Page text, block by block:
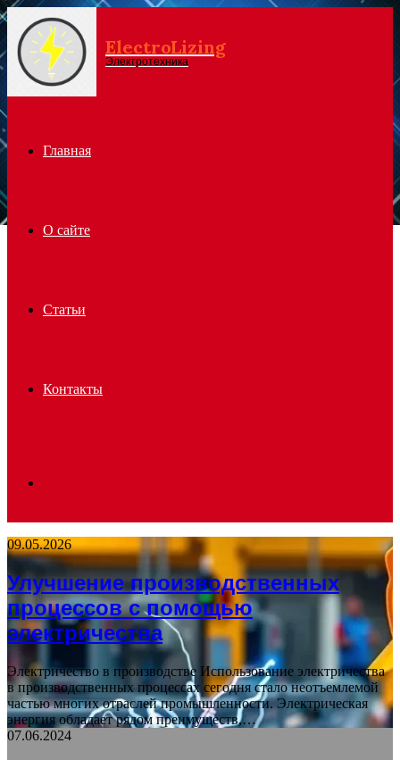
Menu ElectroLizing
Электротехника
Главная
О сайте
Статьи
Контакты
for
09.05.2026
Улучшение производственных
процессов с помощью
электричества
Электричество в производстве Использование электричества
в производственных процессах сегодня стало неотъемлемой
частью многих отраслей промышленности. Электрическая
энергия обладает рядом преимуществ,…
07.06.2024